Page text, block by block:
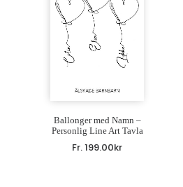
Ballonger med Namn –
Personlig Line Art Tavla
Fr.199.00kr